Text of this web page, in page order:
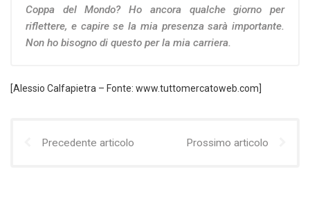
Coppa del Mondo? Ho ancora qualche giorno per
riflettere, e capire se la mia presenza sarà importante.
Non ho bisogno di questo per la mia carriera.
[Alessio Calfapietra – Fonte: www.tuttomercatoweb.com]
Precedente articolo Prossimo articolo